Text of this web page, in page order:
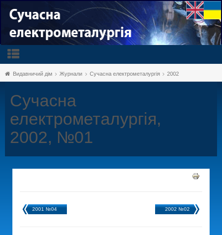
Видавничий дім Журнали Сучасна електрометалургія 2002
Сучасна
електрометалургія,
2002, №01
2001 №04 2002 №02